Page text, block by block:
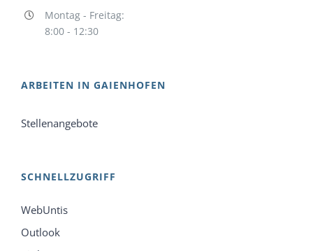
Montag - Freitag:
8:00 - 12:30
ARBEITEN IN GAIENHOFEN
Stellenangebote
SCHNELLZUGRIFF
WebUntis
Outlook